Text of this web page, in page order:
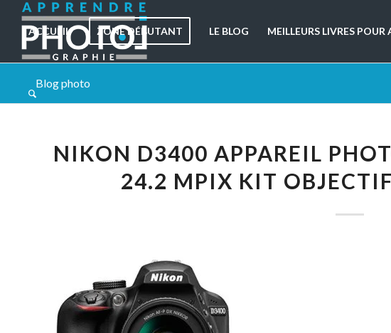
ACCUEIL ZONE DÉBUTANT LE BLOG MEILLEURS LIVRES
Blog photo
NIKON D3400 APPAREIL
24.2 MPIX KIT